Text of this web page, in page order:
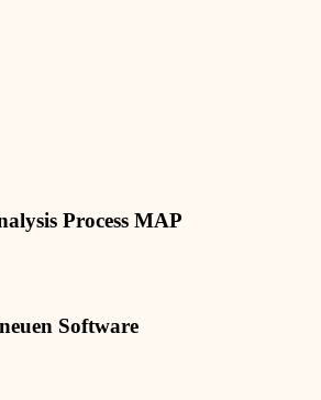
Process MAP
Software